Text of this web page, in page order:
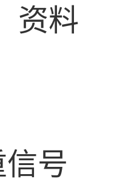
资料
号